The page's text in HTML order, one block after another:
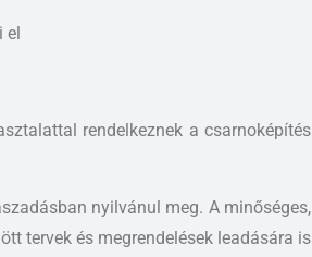
rendelkeznek a csarnoképítés
nyilvánul meg. A minőséges,
tervek és megrendelések leadására is